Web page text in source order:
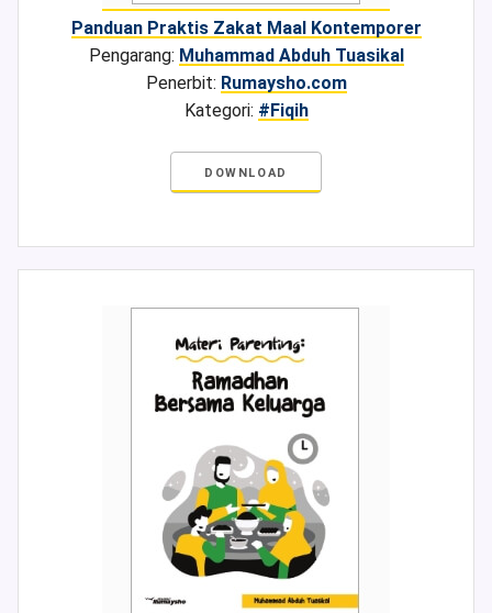
Panduan Praktis Zakat Maal Kontemporer
Pengarang: Muhammad Abduh Tuasikal
Penerbit: Rumaysho.com
Kategori: #Fiqih
DOWNLOAD